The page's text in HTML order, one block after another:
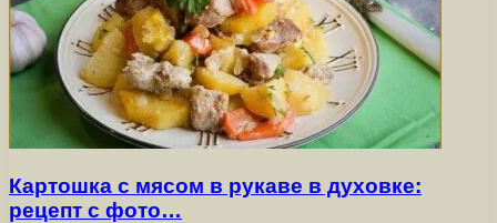
Картошка с мясом в рукаве в духовке:
рецепт с фото…